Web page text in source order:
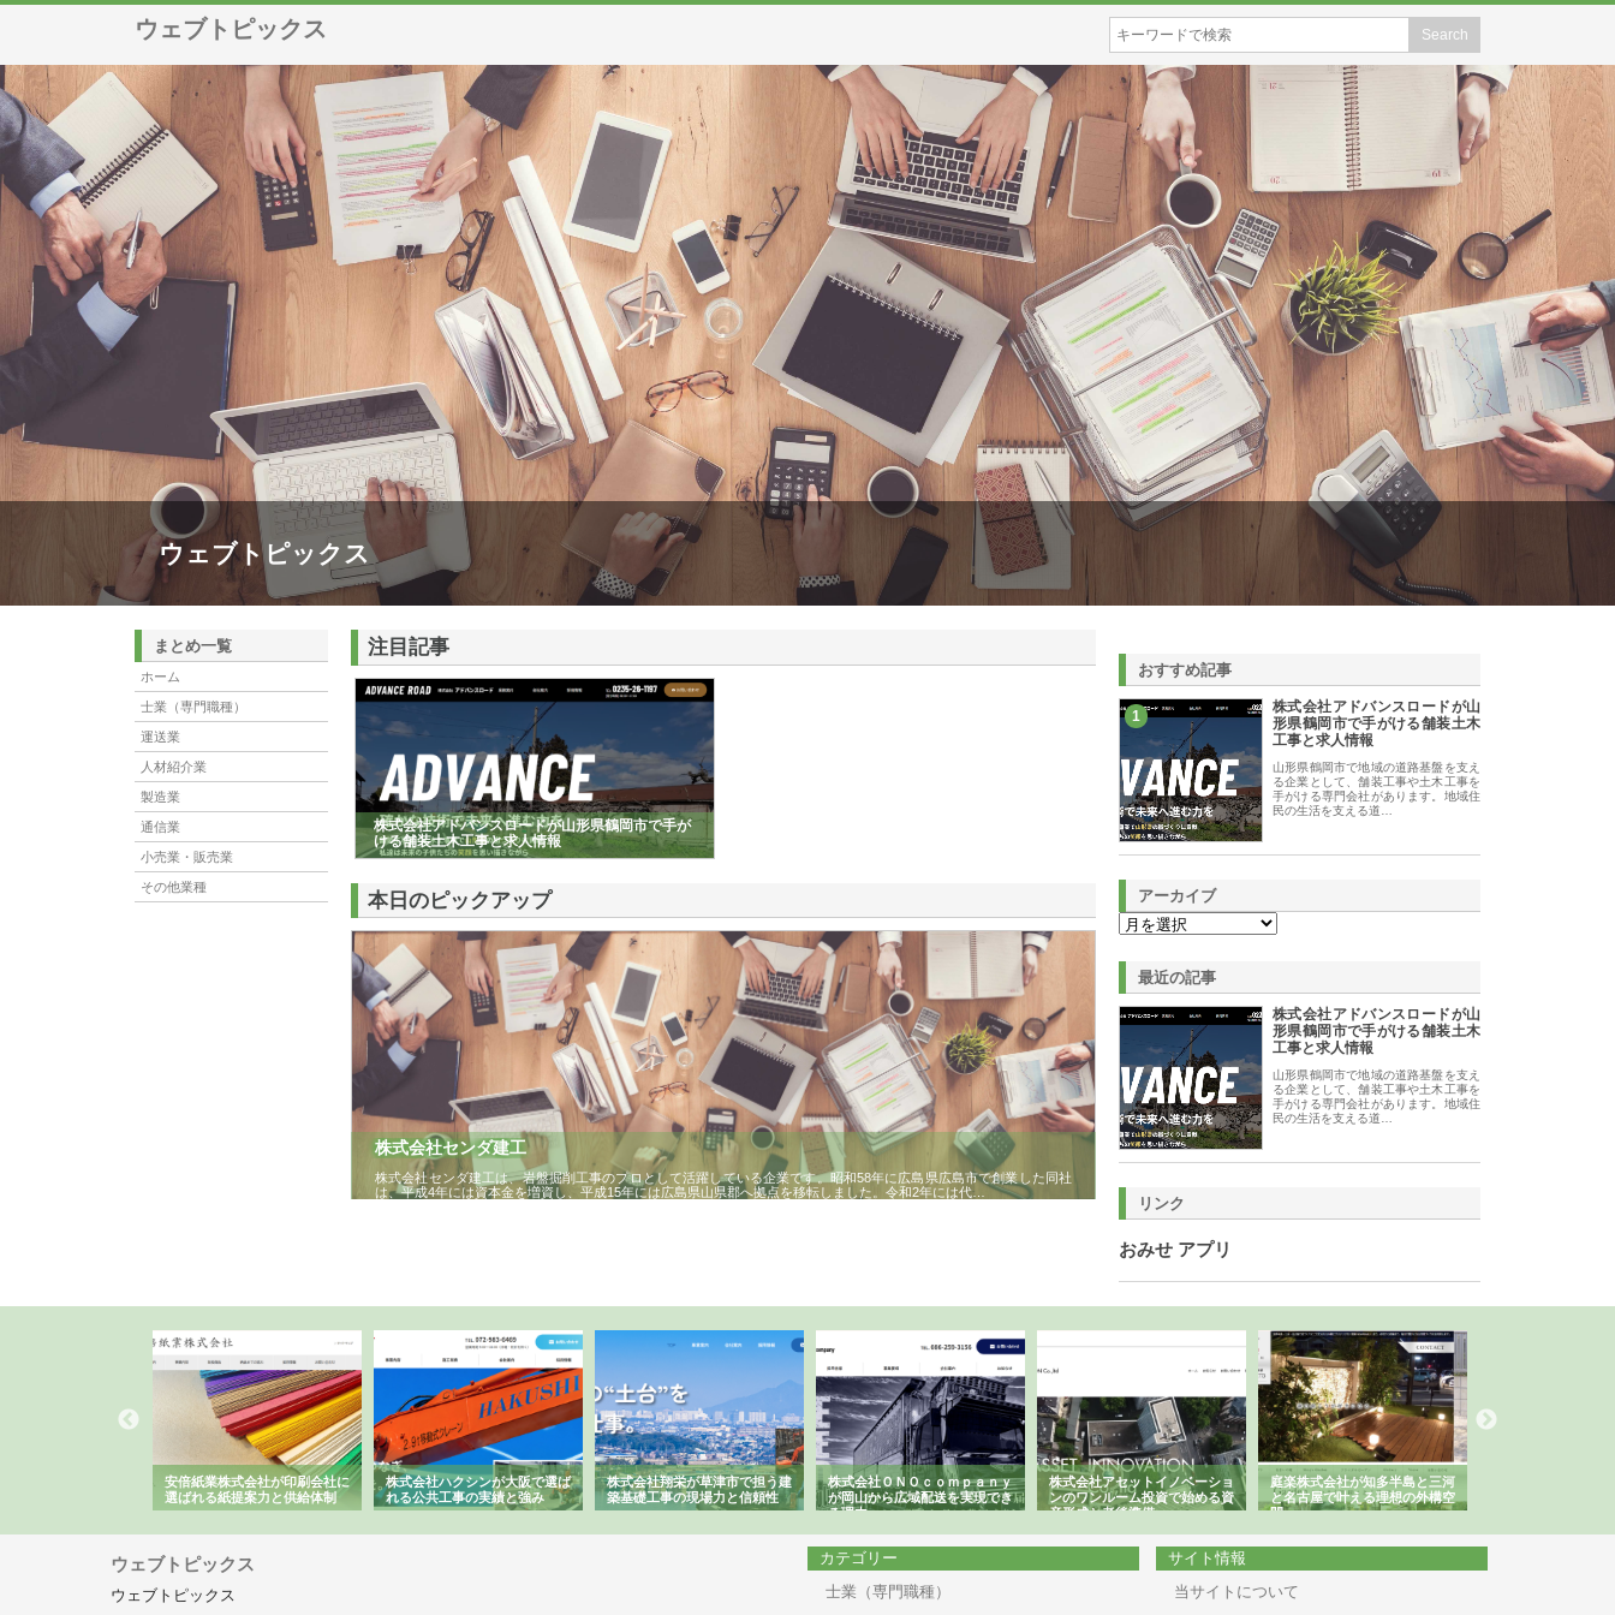
ウェブトピックス
ウェブトピックス
まとめ一覧
ホーム
士業（専門職種）
運送業
人材紹介業
製造業
通信業
小売業・販売業
その他業種
注目記事
株式会社アドバンスロードが山形県鶴岡市で手が
ける舗装土木工事と求人情報
本日のピックアップ
株式会社センダ建工
株式会社センダ建工は、岩盤掘削工事のプロとして活躍している企業です。昭和58年に広島県広島市で創業した同社
は、平成4年には資本金を増資し、平成15年には広島県山県郡へ拠点を移転しました。令和2年には代…
おすすめ記事
1
株式会社アドバンスロードが山
形県鶴岡市で手がける舗装土木
工事と求人情報
山形県鶴岡市で地域の道路基盤を支え
る企業として、舗装工事や土木工事を
手がける専門会社があります。地域住
民の生活を支える道…
アーカイブ
最近の記事
株式会社アドバンスロードが山
形県鶴岡市で手がける舗装土木
工事と求人情報
山形県鶴岡市で地域の道路基盤を支え
る企業として、舗装工事や土木工事を
手がける専門会社があります。地域住
民の生活を支える道…
リンク
おみせ アプリ
安倍紙業株式会社が印刷会社に
選ばれる紙提案力と供給体制
株式会社ハクシンが大阪で選ば
れる公共工事の実績と強み
株式会社翔栄が草津市で担う建
築基礎工事の現場力と信頼性
株式会社ＯＮＯｃｏｍｐａｎｙ
が岡山から広域配送を実現でき
る理由
株式会社アセットイノベーショ
ンのワンルーム投資で始める資
産形成と老後準備
庭楽株式会社が知多半島と三河
と名古屋で叶える理想の外構空
間
ウェブトピックス
ウェブトピックス
カテゴリー
士業（専門職種）
サイト情報
当サイトについて